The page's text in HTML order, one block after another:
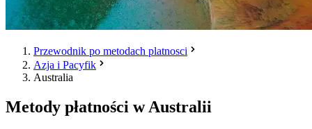
Przewodnik po metodach platnosci
Azja i Pacyfik
Australia
Metody płatności w Australii